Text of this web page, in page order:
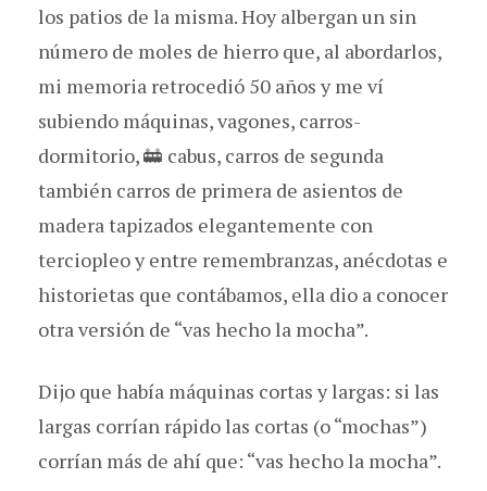
los patios de la misma. Hoy albergan un sin
número de moles de hierro que, al abordarlos,
mi memoria retrocedió 50 años y me ví
subiendo máquinas, vagones, carros-
dormitorio, 🚋 cabus, carros de segunda
también carros de primera de asientos de
madera tapizados elegantemente con
terciopleo y entre remembranzas, anécdotas e
historietas que contábamos, ella dio a conocer
otra versión de “vas hecho la mocha”.
Dijo que había máquinas cortas y largas: si las
largas corrían rápido las cortas (o “mochas”)
corrían más de ahí que: “vas hecho la mocha”.